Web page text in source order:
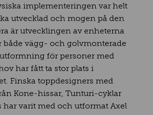
implementeringen var helt
utvecklad och mogen på den
är utvecklingen av enheterna
både vägg- och golvmonterade
för personer med
har fått ta stor plats i
Finska toppdesigners med
Kone-hissar, Tunturi-cyklar
har varit med och utformat Axel